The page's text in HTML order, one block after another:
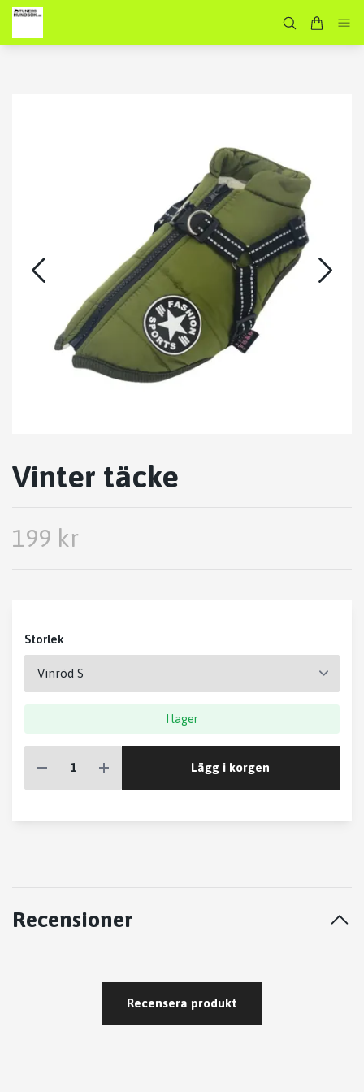
Vinter täcke
199 kr
Storlek
I lager
Lägg i korgen
Recensioner
Recensera produkt